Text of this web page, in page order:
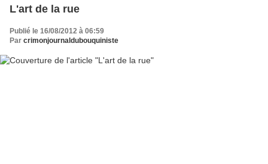
L'art de la rue
Publié le 16/08/2012 à 06:59
Par crimonjournaldubouquiniste